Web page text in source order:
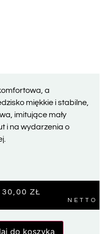
a
miękkie i stabilne,
imitujące mały
i na wydarzenia o
30,00 ZŁ
NETTO
do koszyka